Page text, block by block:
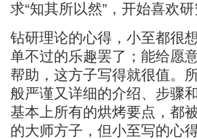
求“知其所以然”，开始喜欢研
钻研理论的心得，小至都很
单不过的乐趣罢了；能给愿
帮助，这方子写得就很值。
般严谨又详细的介绍、步骤
基本上所有的烘烤要点，都
的大师方子，但小至写的心